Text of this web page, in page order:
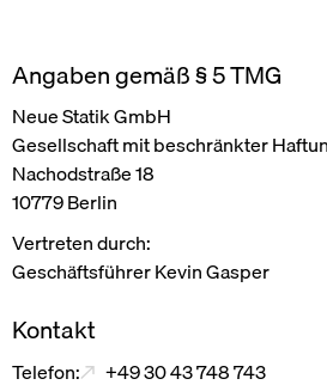
Angaben gemäß § 5 TMG
Neue Statik GmbH
Gesellschaft mit beschränkter
Nachodstraße 18
10779 Berlin
Vertreten durch:
Geschäftsführer Kevin Gasper
Kontakt
Telefon:
+49 30 43 748 743